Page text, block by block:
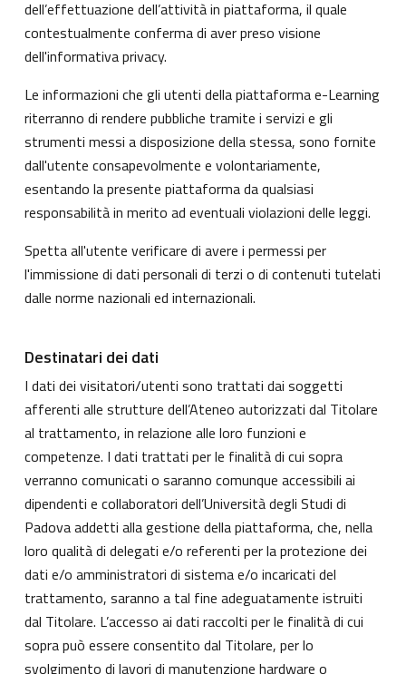
dell’effettuazione dell’attività in piattaforma, il quale
contestualmente conferma di aver preso visione
dell'informativa privacy.
Le informazioni che gli utenti della piattaforma e-Learning
riterranno di rendere pubbliche tramite i servizi e gli
strumenti messi a disposizione della stessa, sono fornite
dall'utente consapevolmente e volontariamente,
esentando la presente piattaforma da qualsiasi
responsabilità in merito ad eventuali violazioni delle leggi.
Spetta all'utente verificare di avere i permessi per
l'immissione di dati personali di terzi o di contenuti tutelati
dalle norme nazionali ed internazionali.
Destinatari dei dati
I dati dei visitatori/utenti sono trattati dai soggetti
afferenti alle strutture dell’Ateneo autorizzati dal Titolare
al trattamento, in relazione alle loro funzioni e
competenze. I dati trattati per le finalità di cui sopra
verranno comunicati o saranno comunque accessibili ai
dipendenti e collaboratori dell’Università degli Studi di
Padova addetti alla gestione della piattaforma, che, nella
loro qualità di delegati e/o referenti per la protezione dei
dati e/o amministratori di sistema e/o incaricati del
trattamento, saranno a tal fine adeguatamente istruiti
dal Titolare. L’accesso ai dati raccolti per le finalità di cui
sopra può essere consentito dal Titolare, per lo
svolgimento di lavori di manutenzione hardware o